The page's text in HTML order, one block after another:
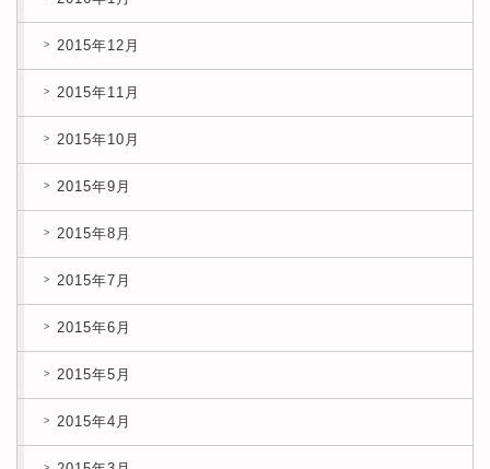
2015年12月
2015年11月
2015年10月
2015年9月
2015年8月
2015年7月
2015年6月
2015年5月
2015年4月